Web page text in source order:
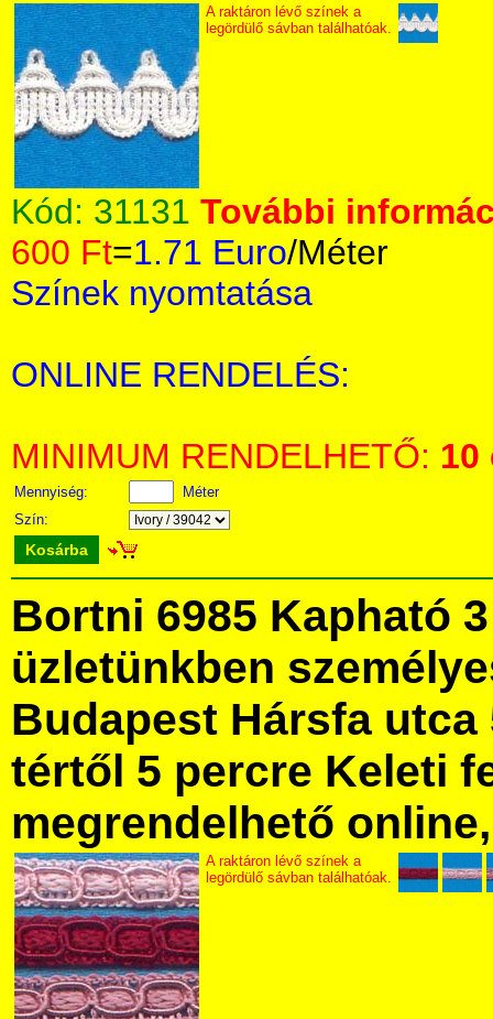
A raktáron lévő színek a
legördülő sávban találhatóak.
Kód: 31131 További
600 Ft=1.71 Euro/Méter
Színek nyomtatása
ONLINE RENDELÉS:
MINIMUM RENDELHETŐ: 10
Mennyiség:
Méter
Szín:
Kosárba
Bortni 6985 Kapható
üzletünkben
Budapest Hársfa utca
tértől 5 percre Keleti
megrendelhető
A raktáron lévő színek a
legördülő sávban találhatóak.